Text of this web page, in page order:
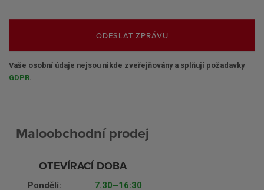
ODESLAT ZPRÁVU
Vaše osobní údaje nejsou nikde zveřejňovány a splňují požadavky
GDPR.
Maloobchodní prodej
OTEVÍRACÍ DOBA
Pondělí:
7.30–16:30